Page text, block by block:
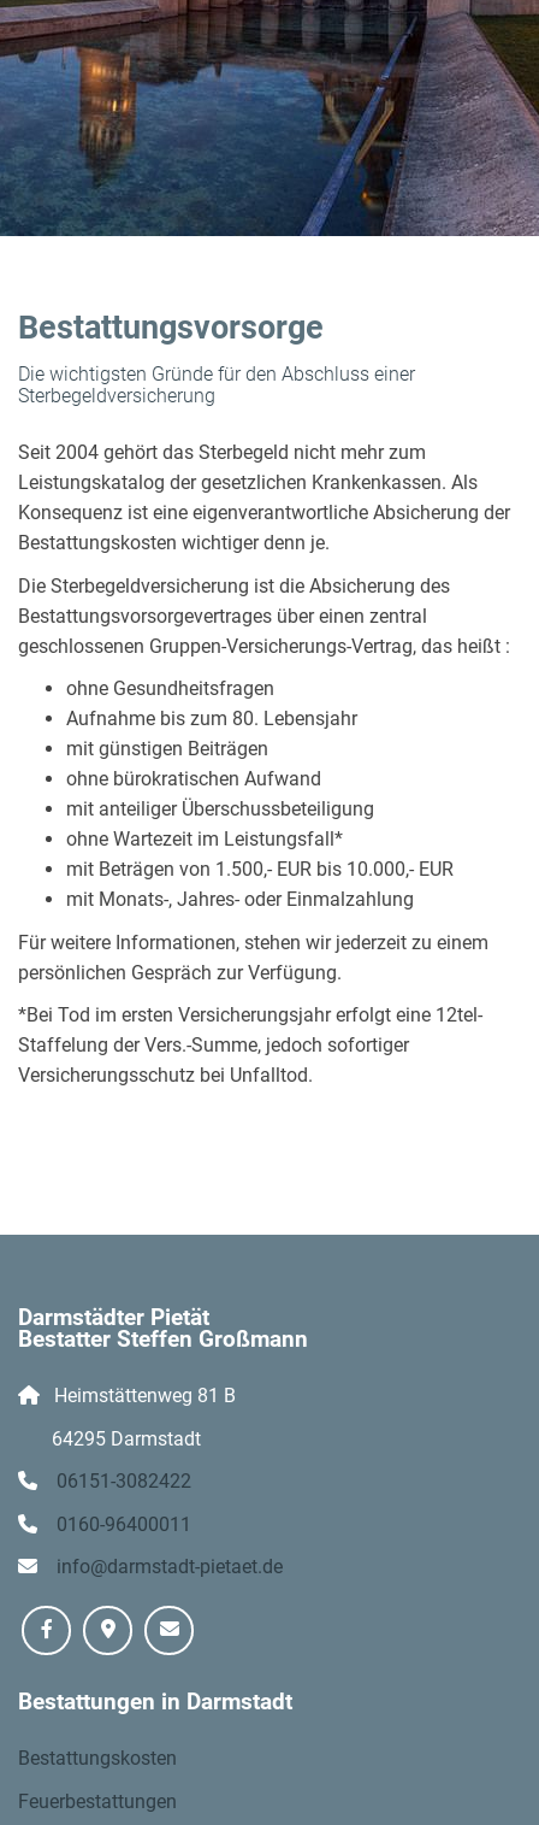
Bestattungsvorsorge
Die wichtigsten Gründe für den Abschluss einer
Sterbegeldversicherung
Seit 2004 gehört das Sterbegeld nicht mehr zum
Leistungskatalog der gesetzlichen Krankenkassen. Als
Konsequenz ist eine eigenverantwortliche Absicherung der
Bestattungskosten wichtiger denn je.
Die Sterbegeldversicherung ist die Absicherung des
Bestattungsvorsorgevertrages über einen zentral
geschlossenen Gruppen-Versicherungs-Vertrag, das heißt :
ohne Gesundheitsfragen
Aufnahme bis zum 80. Lebensjahr
mit günstigen Beiträgen
ohne bürokratischen Aufwand
mit anteiliger Überschussbeteiligung
ohne Wartezeit im Leistungsfall*
mit Beträgen von 1.500,- EUR bis 10.000,- EUR
mit Monats-, Jahres- oder Einmalzahlung
Für weitere Informationen, stehen wir jederzeit zu einem
persönlichen Gespräch zur Verfügung.
*Bei Tod im ersten Versicherungsjahr erfolgt eine 12tel-
Staffelung der Vers.-Summe, jedoch sofortiger
Versicherungsschutz bei Unfalltod.
Darmstädter Pietät
Bestatter Steffen Großmann
Heimstättenweg 81 B
64295 Darmstadt
06151-3082422
0160-96400011
info@darmstadt-pietaet.de
Bestattungen in Darmstadt
Bestattungskosten
Feuerbestattungen